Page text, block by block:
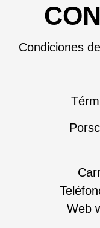
Condiciones
Web